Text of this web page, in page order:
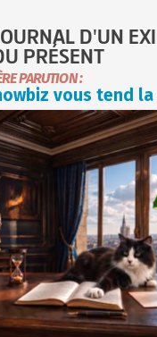
D'UN
PRÉSENT
PARUTION :
vous tend